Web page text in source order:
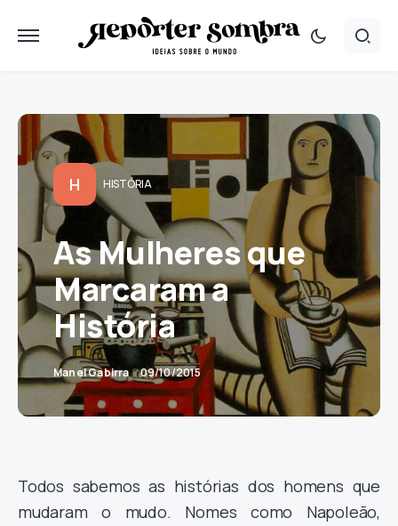
H HISTÓRIA
As Mulheres que
Marcaram a
História
Manel Gabirra 09/10/2015
Todos sabemos as histórias dos homens que
mudaram o mudo. Nomes como Napoleão,